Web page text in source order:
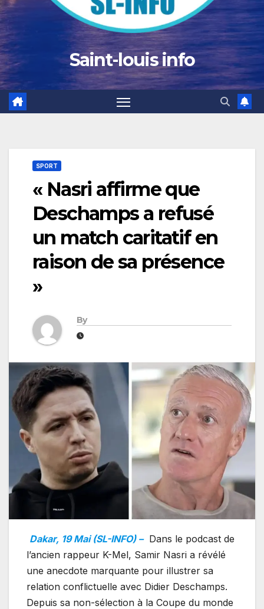
Saint-louis info
SPORT
« Nasri affirme que
Deschamps a refusé
un match caritatif en
raison de sa présence
»
By
Dakar, 19 Mai (SL-INFO) – Dans le podcast de
l’ancien rappeur K-Mel, Samir Nasri a révélé
une anecdote marquante pour illustrer sa
relation conflictuelle avec Didier Deschamps.
Depuis sa non-sélection à la Coupe du monde